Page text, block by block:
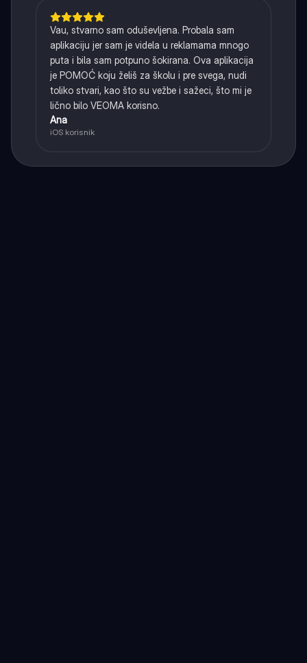
Vau, stvarno sam oduševljena. Probala sam
aplikaciju jer sam je videla u reklamama mnogo
puta i bila sam potpuno šokirana. Ova aplikacija
je POMOĆ koju želiš za školu i pre svega, nudi
toliko stvari, kao što su vežbe i sažeci, što mi je
lično bilo VEOMA korisno.
Ana
iOS korisnik